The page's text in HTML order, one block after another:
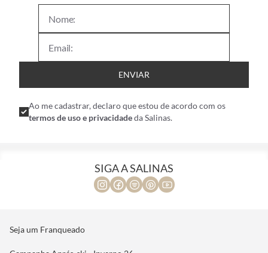
ENVIAR
Ao me cadastrar, declaro que estou de acordo com os
termos de uso e privacidadeda Salinas.
SIGA A SALINAS
Seja um Franqueado